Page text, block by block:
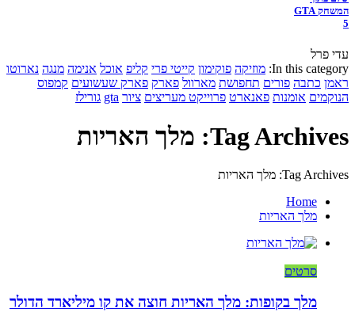
המשחק GTA
5
עדי פרל
In this category: מוזיקה פוקימון קייטי פרי קליפ אוכל אנימה מנגה נארוטו
ראמן כתבה פורים תחפושת מארוול פארק פארק שעשועים קמפוס
הנוקמים אומנות פאנארט פרוייקט מעריצים ציור gta גורילז
Tag Archives: מלך האריות
Tag Archives: מלך האריות
Home
מלך האריות
סרטים
מלך בקופות: מלך האריות חוצה את קו מיליארד הדולר